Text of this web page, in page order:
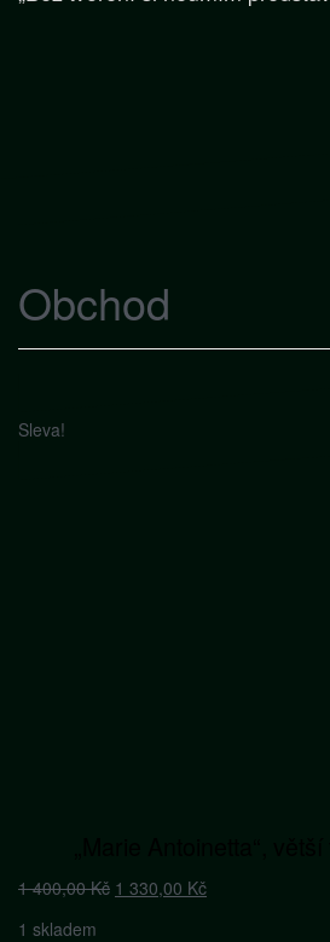
Obchod
Sleva!
1 400,00Kč Původní
1 330,00 KčAktuální
1 skladem